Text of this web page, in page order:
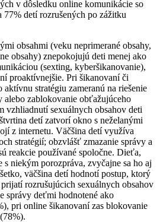
v dôsledku online komunikácie so
77% detí rozrušených po zážitku
obsahmi (veku neprimerané obsahy,
obsahy) znepokojujú deti menej ako
(sexting, kyberšikanovanie),
proaktívnejšie. Pri šikanovaní či
stratégiu zameranú na riešenie
alebo zablokovanie obťažujúceho
vzhliadnutí sexuálnych obsahov deti
detí zatvorí okno s neželanými
z internetu. Väčšina detí využíva
stratégií; obzvlášť zmazanie správy a
reakcie používané spoločne. Dieťa,
s niekým porozpráva, zvyčajne sa ho aj
väčšina detí hodnotí postup, ktorý
rozrušujúcich sexuálnych obsahov
správy deťmi hodnotené ako
pri online šikanovaní zas blokovanie